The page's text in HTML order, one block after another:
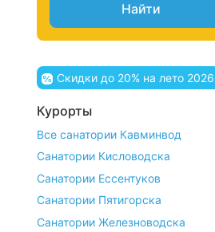
Найти
Скидки до 20% на лето 2026
Курорты
Все санатории Кавминвод
Санатории Кисловодска
Санатории Ессентуков
Санатории Пятигорска
Санатории Железноводска